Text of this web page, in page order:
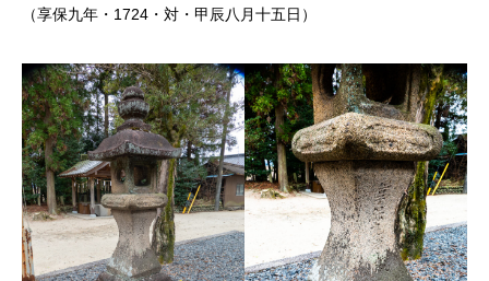
（享保九年・1724・対・甲辰八月十五日）